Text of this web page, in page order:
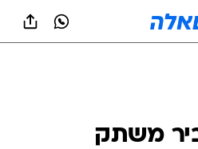
משתק